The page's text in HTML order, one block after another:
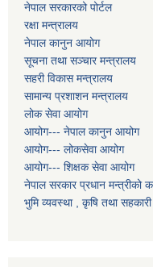
नेपाल सरकारको पोर्टल
रक्षा मन्त्रालय
नेपाल कानुन आयोग
सूचना तथा सञ्चार मन्त्रालय
सहरी विकास मन्त्रालय
सामान्य प्रशाशन मन्त्रालय
लोक सेवा आयोग
आयोग--- नेपाल कानुन आयोग
आयोग--- लोकसेवा आयोग
आयोग--- शिक्षक सेवा आयोग
नेपाल सरकार प्रधान मन्त्रीको
भुमि व्यवस्था , कृषि तथा